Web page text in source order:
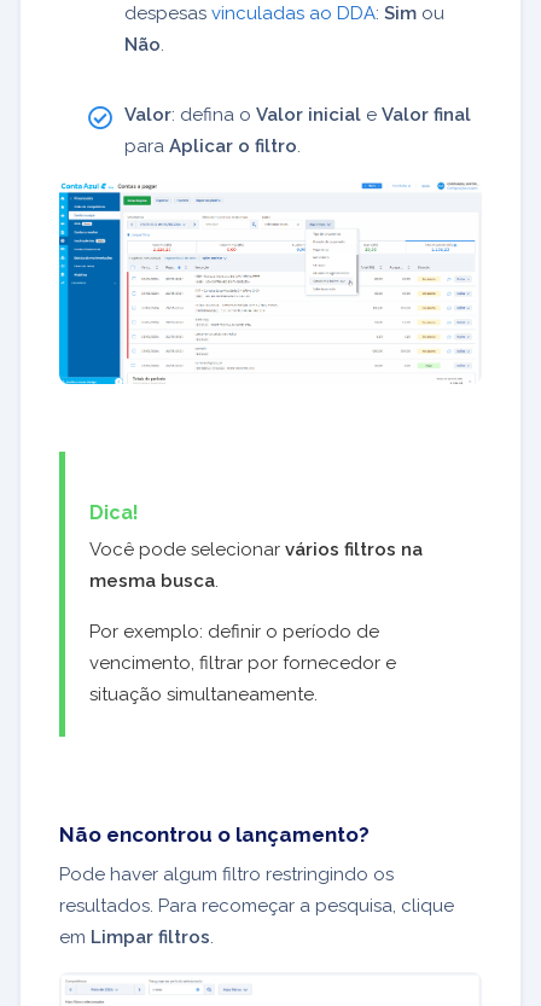
despesas vinculadas ao DDA: Sim ou
Não
Valor: defina o Valor inicial e Valor final
para Aplicar o filtro
Dica!
Você pode selecionar vários filtros na
mesma busca
Por exemplo: definir o período de
vencimento, filtrar por fornecedor e
situação simultaneamente.
Não encontrou o lançamento?
Pode haver algum filtro restringindo os
resultados. Para recomeçar a pesquisa, clique
em Limpar filtros